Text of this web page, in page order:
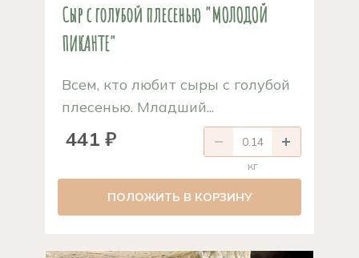
Сыр с голубой плесенью "МОЛОДОЙ
ПИКАНТЕ"
Всем, кто любит сыры с голубой
плесенью. Младший...
441 ₽
кг
ПОЛОЖИТЬ В КОРЗИНУ